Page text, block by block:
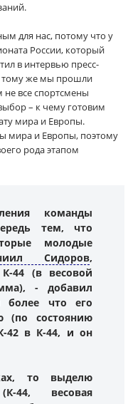
для нас, потому что у
России, который
в интервью пресс-
тому же мы прошли
все спортсмены
– к чему готовим
мира и Европы.
мира и Европы, поэтому
рода этапом
команды
тем, что
молодые
Сидоров,
44 (в весовой
- добавил
что его
(по состоянию
42 в К-44, и он
то выделю
44, весовая